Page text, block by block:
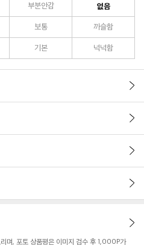
부분안감 없음
보통 까슬함
기본 넉넉함
며, 포토 상품평은 이미지 검수 후 1,000P가